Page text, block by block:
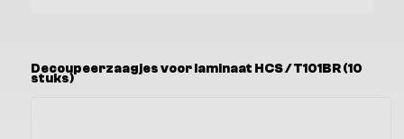
Decoupeerzaagjes voor laminaat HCS / T101BR (10
stuks)